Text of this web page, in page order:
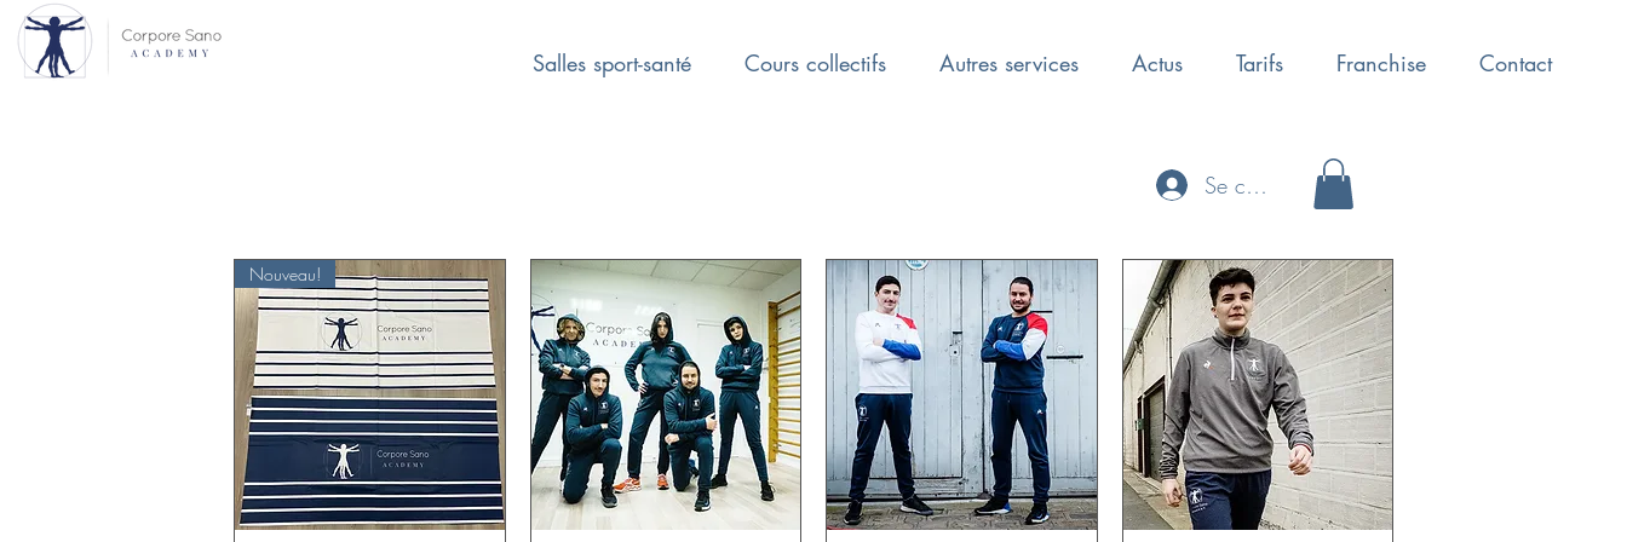
Salles sport-santé Cours collectifs Autres services Actus Tarifs Franchise Contact
Se connecter
Nouveau!